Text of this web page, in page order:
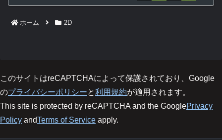
ホーム 2D
このサイトはreCAPTCHAによって保護されており、Google
のプライバシーポリシーと利用規約が適用されます。
This site is protected by reCAPTCHA and the GooglePrivacy
Policy andTerms of Service apply.